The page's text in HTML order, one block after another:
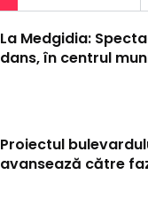
La Medgidia:
dans, în centrul
Proiectul
avansează către